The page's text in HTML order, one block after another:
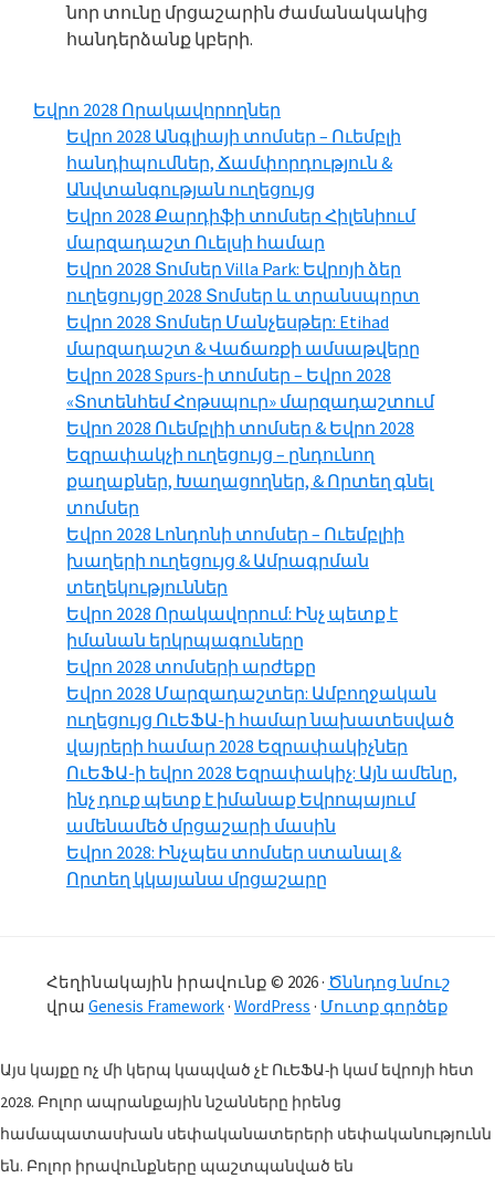
նոր տունը մրցաշարին ժամանակակից
հանդերձանք կբերի.
Եվրո 2028 Որակավորողներ
Եվրո 2028 Անգլիայի տոմսեր – Ուեմբլի
հանդիպումներ, Ճամփորդություն &
Անվտանգության ուղեցույց
Եվրո 2028 Քարդիֆի տոմսեր Հիլենիում
մարզադաշտ Ուելսի համար
Եվրո 2028 Տոմսեր Villa Park: Եվրոյի ձեր
ուղեցույցը 2028 Տոմսեր և տրանսպորտ
Եվրո 2028 Տոմսեր Մանչեսթեր: Etihad
մարզադաշտ & Վաճառքի ամսաթվերը
Եվրո 2028 Spurs-ի տոմսեր – Եվրո 2028
«Տոտենհեմ Հոթսպուր» մարզադաշտում
Եվրո 2028 Ուեմբլիի տոմսեր & Եվրո 2028
Եզրափակչի ուղեցույց – ընդունող
քաղաքներ, Խաղացողներ, & Որտեղ գնել
տոմսեր
Եվրո 2028 Լոնդոնի տոմսեր – Ուեմբլիի
խաղերի ուղեցույց & Ամրագրման
տեղեկություններ
Եվրո 2028 Որակավորում: Ինչ պետք է
իմանան երկրպագուները
Եվրո 2028 տոմսերի արժեքը
Եվրո 2028 Մարզադաշտեր: Ամբողջական
ուղեցույց ՈւԵՖԱ-ի համար նախատեսված
վայրերի համար 2028 Եզրափակիչներ
ՈւԵՖԱ-ի եվրո 2028 Եզրափակիչ: Այն ամենը,
ինչ դուք պետք է իմանաք Եվրոպայում
ամենամեծ մրցաշարի մասին
Եվրո 2028: Ինչպես տոմսեր ստանալ &
Որտեղ կկայանա մրցաշարը
Հեղինակային իրավունք © 2026 · Ծննդոց նմուշ
վրա Genesis Framework · WordPress · Մուտք գործեք
Այս կայքը ոչ մի կերպ կապված չէ ՈւԵՖԱ-ի կամ եվրոյի հետ
2028. Բոլոր ապրանքային նշանները իրենց
համապատասխան սեփականատերերի սեփականությունն
են. Բոլոր իրավունքները պաշտպանված են